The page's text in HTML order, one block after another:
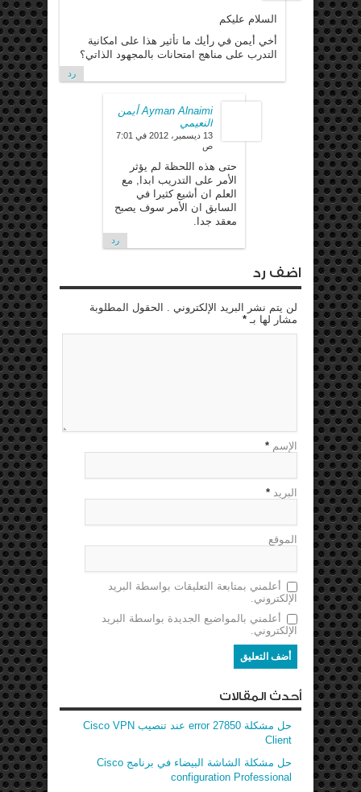
السلام عليكم
أخي أيمن في رأيك ما تأثير هذا على امكانية
التدرب على مناهج امتحانات بالمجهود الذاتي؟
رد
Ayman Alnaimi أيمن
النعيمي
13 ديسمبر، 2012 في 7:01
ص
حتى هذه اللحظة لم يؤثر
الأمر على التدريب ابدا, مع
العلم ان أشيع كثيرا في
السابق ان الأمر سوف يصبح
معقد جدا.
رد
اضف رد
لن يتم نشر البريد الإلكتروني . الحقول المطلوبة
مشار لها بـ *
الإسم *
البريد *
الموقع
أعلمني بمتابعة التعليقات بواسطة البريد
الإلكتروني.
أعلمني بالمواضيع الجديدة بواسطة البريد
الإلكتروني.
أحدث المقالات
حل مشكلة error 27850 عند تنصيب Cisco VPN
Client
حل مشكلة الشاشة البيضاء في برنامج Cisco
configuration Professional